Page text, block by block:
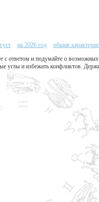
на 2026 год
общая
ответом и подумайте о
углы и избежать конфликтов.